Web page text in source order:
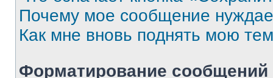
Почему мое сообщение
Как мне вновь поднять мою
Форматирование